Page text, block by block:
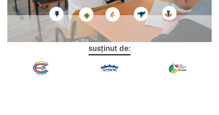
ELECTROMECANIC
SCULER MATRIȚER
OPERATOR FABRICAREA & PRELUCRAREA
CONFECȚIONER
INFORMAȚIIutile
NOUTĂȚI
OPERATOR LA MAȘINI UNELTE CU COMANADĂ NUMERICĂ
susținut de: